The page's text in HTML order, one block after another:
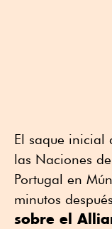
El saque inicial
las Naciones
Portugal en
minutos
sobre el